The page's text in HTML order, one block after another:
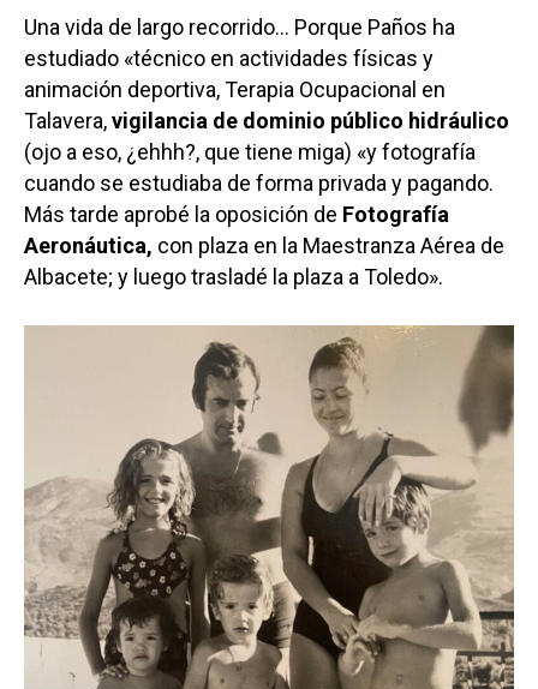
Una vida de largo recorrido… Porque Paños ha
estudiado «técnico en actividades físicas y
animación deportiva, Terapia Ocupacional en
Talavera,vigilancia de dominio público hidráulico
(ojo a eso, ¿ehhh?, que tiene miga) «y fotografía
cuando se estudiaba de forma privada y pagando.
Más tarde aprobé la oposición de Fotografía
Aeronáutica, con plaza en la Maestranza Aérea de
Albacete; y luego trasladé la plaza a Toledo».